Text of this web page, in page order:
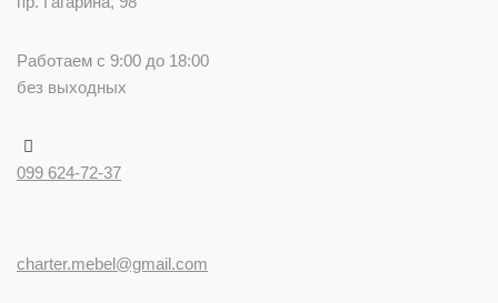
Работаем с 9:00 до 18:00
без выходных
099 624-72-37
charter.mebel@gmail.com